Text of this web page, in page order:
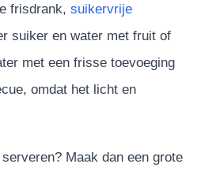
frisdrank,suikervrije
suiker en water met fruit of
met een frisse toevoeging
omdat het licht en
Maak dan een grote